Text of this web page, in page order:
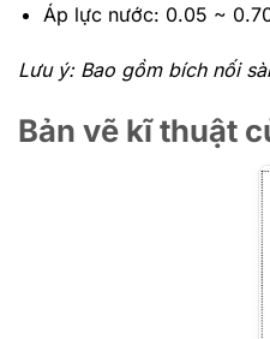
Áp lực nước: 0.05 ~
Lưu ý: Bao gồm bích nối
Bản vẽ kĩ thuật